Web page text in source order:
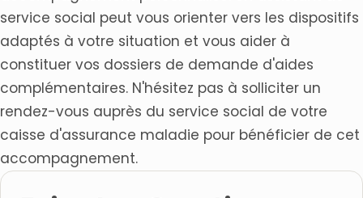
service social peut vous orienter vers les dispositifs
adaptés à votre situation et vous aider à
constituer vos dossiers de demande d'aides
complémentaires. N'hésitez pas à solliciter un
rendez-vous auprès du service social de votre
caisse d'assurance maladie pour bénéficier de cet
accompagnement.